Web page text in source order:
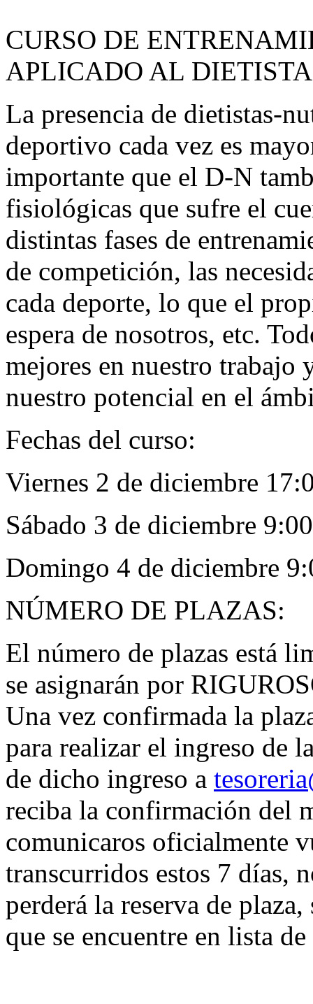
CURSO DE
APLICADO AL
La presencia de dietistas-
deportivo cada vez es
importante que el D-N
fisiológicas que sufre el
distintas fases de
de competición, las
cada deporte, lo que el
espera de nosotros, etc.
mejores en nuestro trabajo
nuestro potencial en el
Fechas del curso:
Viernes 2 de diciembre
Sábado 3 de diciembre
Domingo 4 de diciembre
NÚMERO DE PLAZAS:
El número de plazas está
se asignarán por
Una vez confirmada la
para realizar el ingreso de
de dicho ingreso a
reciba la confirmación del
comunicaros oficialmente
transcurridos estos 7 días,
perderá la reserva de
que se encuentre en lista de